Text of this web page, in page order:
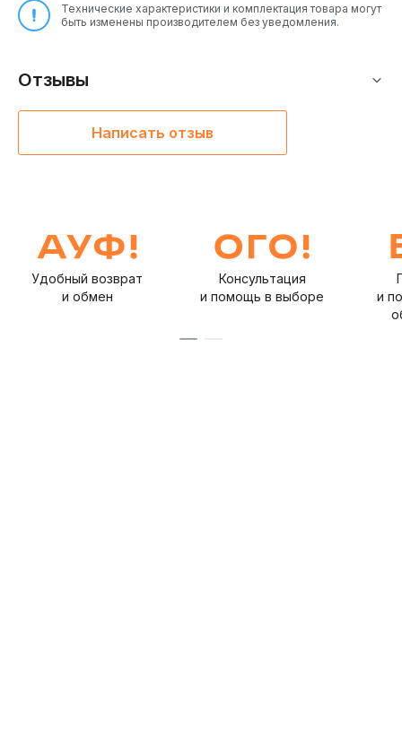
Технические характеристики и комплектация товара могут
быть изменены производителем без уведомления.
Отзывы
Написать отзыв
Удобный возврат
и обмен
Консультация
и помощь в выборе
и